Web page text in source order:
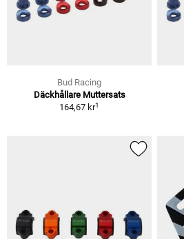
Bud Racing
Däckhållare Muttersats
164,67 kr1